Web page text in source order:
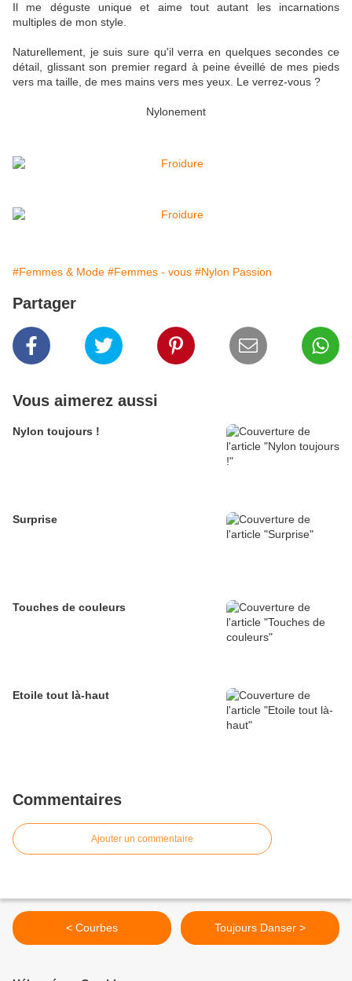
Il me déguste unique et aime tout autant les incarnations
multiples de mon style.
Naturellement, je suis sure qu'il verra en quelques secondes ce
détail, glissant son premier regard à peine éveillé de mes pieds
vers ma taille, de mes mains vers mes yeux. Le verrez-vous ?
Nylonement
#Femmes & Mode #Femmes - vous #Nylon Passion
Partager
Vous aimerez aussi
Nylon toujours !
Surprise
Touches de couleurs
Etoile tout là-haut
Commentaires
Ajouter un commentaire
< Courbes Toujours Danser >